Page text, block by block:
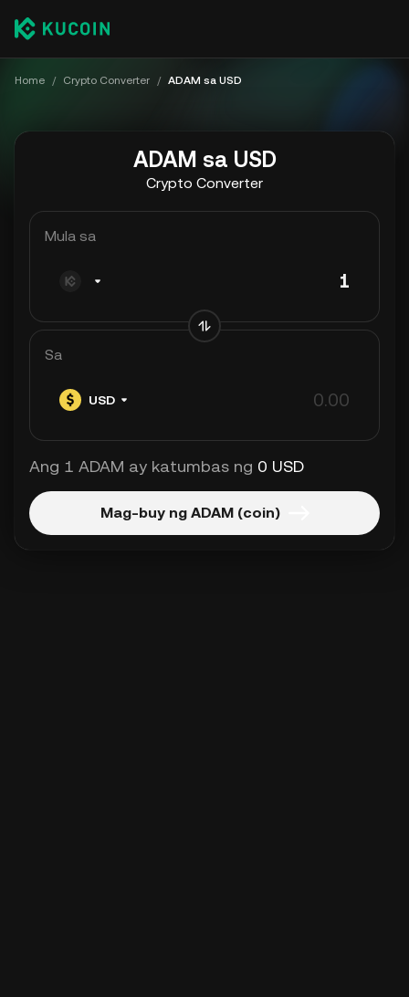
Home / Crypto Converter / ADAM sa USD
ADAM sa USD
Crypto Converter
Mula sa
Sa
USD
Ang 1 ADAM ay katumbas ng 0 USD
Mag-buy ng ADAM (coin)